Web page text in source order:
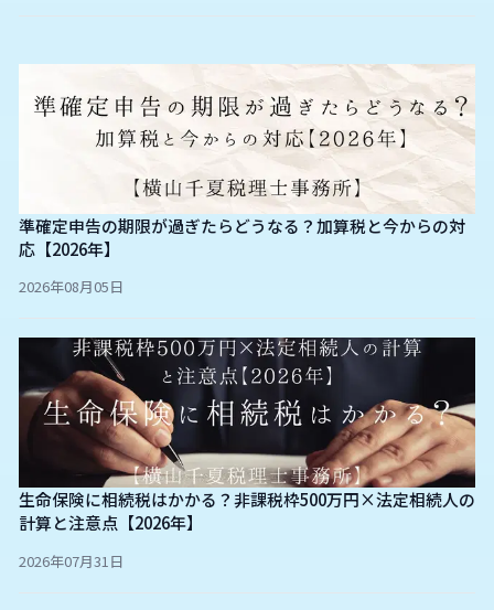
準確定申告の期限が過ぎたらどうなる？加算税と今からの対
応【2026年】
2026年08月05日
生命保険に相続税はかかる？非課税枠500万円×法定相続人の
計算と注意点【2026年】
2026年07月31日